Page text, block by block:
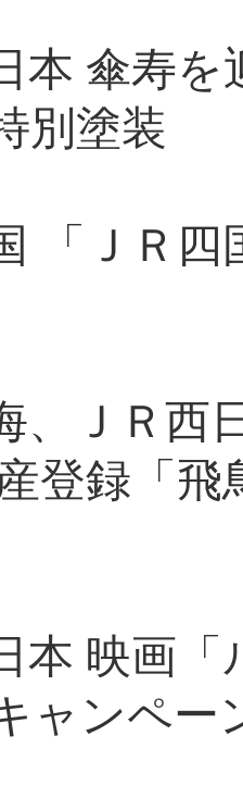
本 傘寿
別塗装
「ＪＲ
、ＪＲ西
登録「
本 映画
ャンペー